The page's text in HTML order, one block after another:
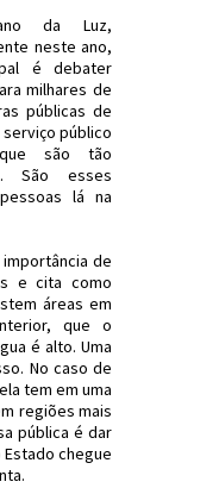
da Luz,
neste ano,
é debater
milhares de
públicas de
serviço público
são tão
São esses
lá na
de
e cita como
áreas em
que o
é alto. Uma
No caso de
tem em uma
regiões mais
pública é dar
chegue